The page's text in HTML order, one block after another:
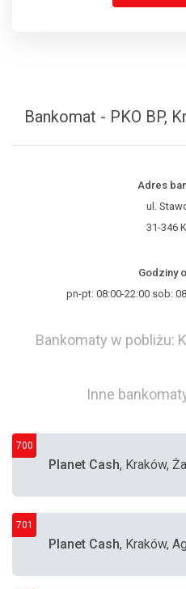
Bankomat - PKO BP,
Adres
ul.
31-346
Godziny
pn-pt: 08:00-22:00 sob:
Bankomaty w pobliżu:
Inne
700
Planet Cash, Kraków,
701
Planet Cash, Kraków,